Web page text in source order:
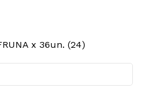
x 36un. (24)